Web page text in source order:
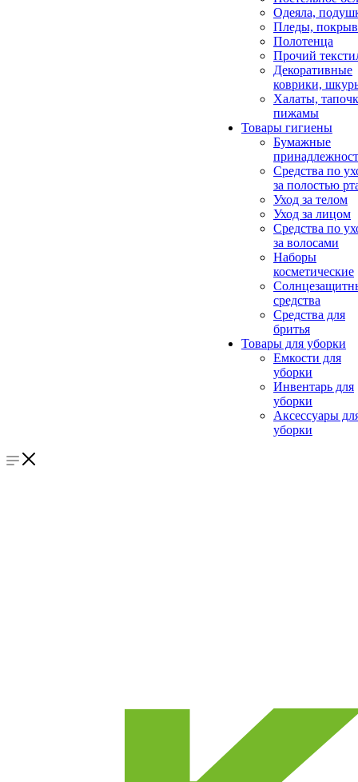
Одеяла,
Пледы,
Полотенца
Прочий
Декоративные
коврики,
Халаты,
пижамы
Товары гигиены
Бумажные
Средства по
за полостью
Уход за телом
Уход за лицом
Средства по
за волосами
Наборы
косметические
средства
Средства для
бритья
Товары для уборки
Емкости для
уборки
Инвентарь для
уборки
Аксессуары
уборки